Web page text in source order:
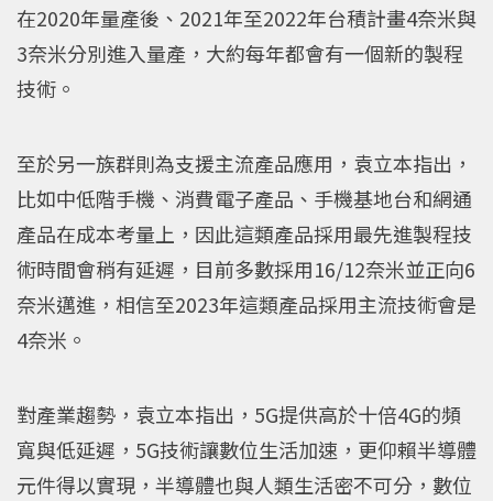
在2020年量產後、2021年至2022年台積計畫4奈米與
3奈米分別進入量產，大約每年都會有一個新的製程
技術。
至於另一族群則為支援主流產品應用，袁立本指出，
比如中低階手機、消費電子產品、手機基地台和網通
產品在成本考量上，因此這類產品採用最先進製程技
術時間會稍有延遲，目前多數採用16/12奈米並正向6
奈米邁進，相信至2023年這類產品採用主流技術會是
4奈米。
對產業趨勢，袁立本指出，5G提供高於十倍4G的頻
寬與低延遲，5G技術讓數位生活加速，更仰賴半導體
元件得以實現，半導體也與人類生活密不可分，數位